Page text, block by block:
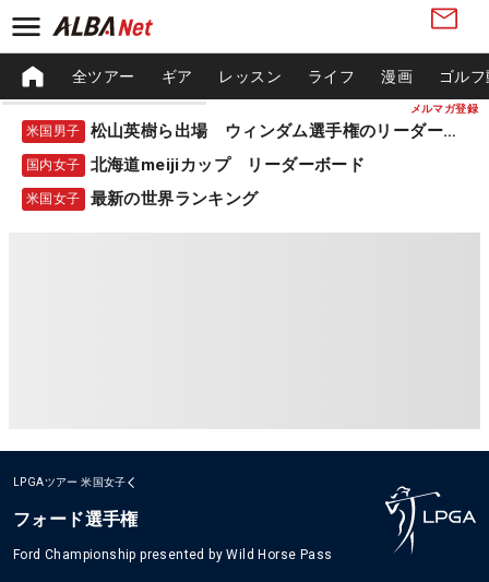
メルマガ登録
全ツアー ギア レッスン ライフ 漫画 ゴル
米国男子 松山英樹ら出場 ウィンダム選手権のリーダーボード
国内女子 北海道meijiカップ リーダーボード
米国女子 最新の世界ランキング
LPGAツアー 米国女子
フォード選手権
Ford Championship presented by Wild Horse Pass